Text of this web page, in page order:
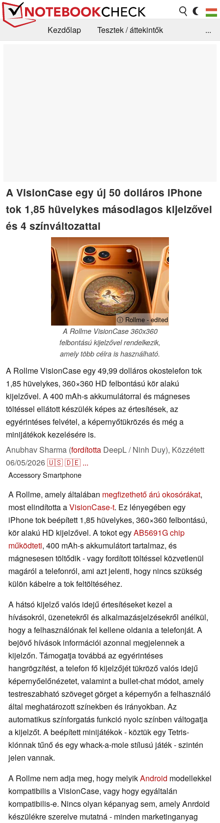
Kezdőlap
Tesztek / áttekintők
...
A VisionCase egy új 50 dolláros iPhone
tok 1,85 hüvelykes másodlagos kijelzővel
és 4 színváltozattal
ⓘ Rollme - edited
A Rollme VisionCase 360x360
felbontású kijelzővel rendelkezik,
amely több célra is használható.
A Rollme VisionCase egy 49,99 dolláros okostelefon tok
1,85 hüvelykes, 360×360 HD felbontású kör alakú
kijelzővel. A 400 mAh-s akkumulátorral és mágneses
töltéssel ellátott készülék képes az értesítések, az
egyérintéses felvétel, a képernyőtükrözés és még a
minijátékok kezelésére is.
Anubhav Sharma (fordította DeepL / Ninh Duy), Közzétett
06/05/2026🇺🇸🇩🇪 ...
AccessorySmartphone
A Rollme, amely általában megfizethető árú okosórákat,
most elindította aVisionCase-t. Ez lényegében egy
iPhone tok beépített 1,85 hüvelykes, 360×360 felbontású,
kör alakú HD kijelzővel. A tokot egyAB5691G chip
működteti, 400 mAh-s akkumulátort tartalmaz, és
mágnesesen töltődik - vagy fordított töltéssel közvetlenül
magáról a telefonról, ami azt jelenti, hogy nincs szükség
külön kábelre a tok feltöltéséhez.
A hátsó kijelző valós idejű értesítéseket kezel a
hívásokról, üzenetekről és alkalmazásjelzésekről anélkül,
hogy a felhasználónak fel kellene oldania a telefonját. A
bejövő hívások információi azonnal megjelennek a
kijelzőn. Támogatja továbbá az egyérintéses
hangrögzítést, a telefon fő kijelzőjét tükröző valós idejű
képernyőelőnézetet, valamint a bullet-chat módot, amely
testreszabható szöveget görget a képernyőn a felhasználó
által meghatározott színekben és irányokban. Az
automatikus színforgatás funkció nyolc színben váltogatja
a kijelzőt. A beépített minijátékok - köztük egy Tetris-
klónnak tűnő és egy whack-a-mole stílusú játék - szintén
jelen vannak.
A Rollme nem adja meg, hogy melyikAndroid modellekkel
kompatibilis a VisionCase, vagy hogy egyáltalán
kompatibilis-e. Nincs olyan képanyag sem, amely Anrdoid
készülékre szerelve mutatná - minden marketinganyag